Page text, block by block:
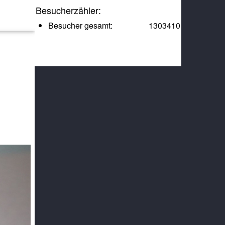
Besucherzähler:
1303410
Besucher gesamt: